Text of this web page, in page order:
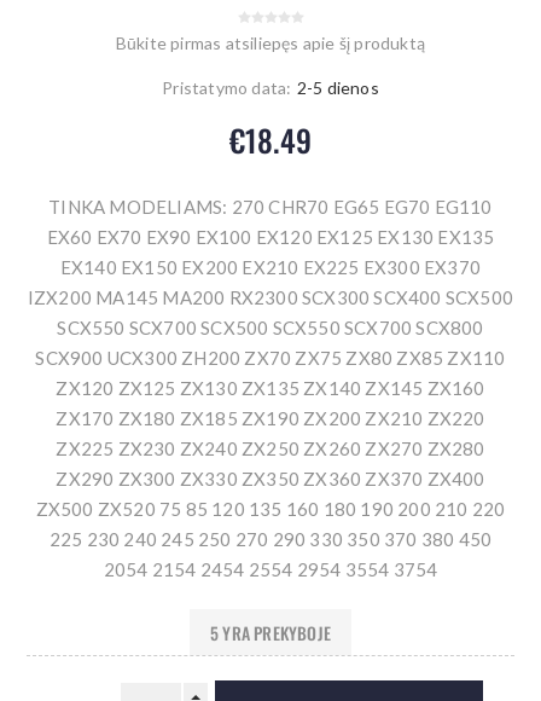
Būkite pirmas atsiliepęs apie šį produktą
Pristatymo data: 2-5 dienos
€18.49
TINKA MODELIAMS: 270 CHR70 EG65 EG70 EG110
EX60 EX70 EX90 EX100 EX120 EX125 EX130 EX135
EX140 EX150 EX200 EX210 EX225 EX300 EX370
IZX200 MA145 MA200 RX2300 SCX300 SCX400 SCX500
SCX550 SCX700 SCX500 SCX550 SCX700 SCX800
SCX900 UCX300 ZH200 ZX70 ZX75 ZX80 ZX85 ZX110
ZX120 ZX125 ZX130 ZX135 ZX140 ZX145 ZX160
ZX170 ZX180 ZX185 ZX190 ZX200 ZX210 ZX220
ZX225 ZX230 ZX240 ZX250 ZX260 ZX270 ZX280
ZX290 ZX300 ZX330 ZX350 ZX360 ZX370 ZX400
ZX500 ZX520 75 85 120 135 160 180 190 200 210 220
225 230 240 245 250 270 290 330 350 370 380 450
2054 2154 2454 2554 2954 3554 3754
5 YRA PREKYBOJE